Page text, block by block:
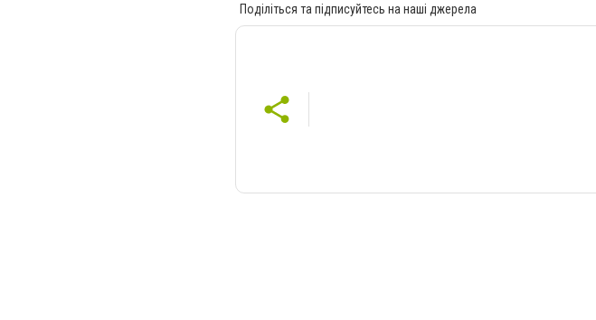
Поділіться та підписуйтесь на наші джерела